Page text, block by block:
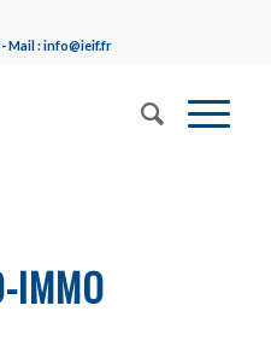
- Mail : info@ieif.fr
IMMO